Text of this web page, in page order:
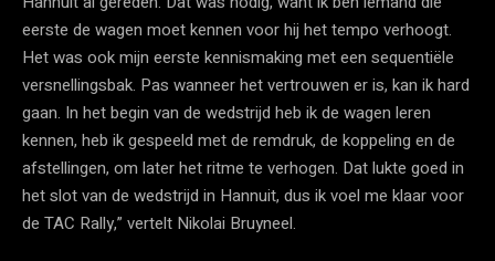
eerste de wagen moet kennen voor hij het tempo verhoogt.
Het was ook mijn eerste kennismaking met een sequentiële
versnellingsbak. Pas wanneer het vertrouwen er is, kan ik hard
gaan. In het begin van de wedstrijd heb ik de wagen leren
kennen, heb ik gespeeld met de remdruk, de koppeling en de
afstellingen, om later het ritme te verhogen. Dat lukte goed in
het slot van de wedstrijd in Hannuit, dus ik voel me klaar voor
de TAC Rally,” vertelt Nikolai Bruyneel.